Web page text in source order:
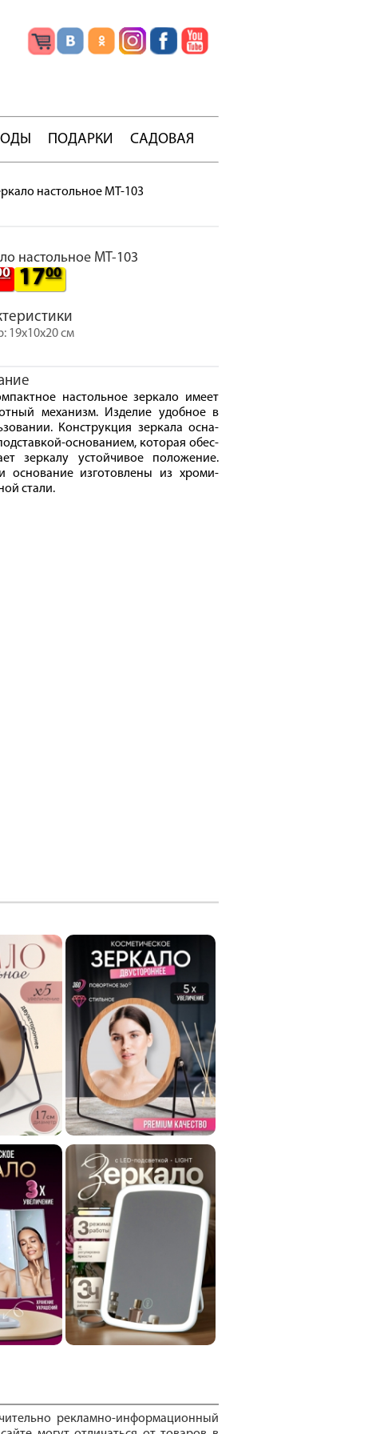
ПОДАРКИ САДОВАЯ
настольное MT-103
настольное MT-103
1700
19х10х20 см
настольное зеркало имеет
механизм. Изделие удобное в
Конструкция зеркала осна-
основанием, которая обес-
зеркалу устойчивое положение.
основание изготовлены из хроми-
стали.
рекламно-информационный